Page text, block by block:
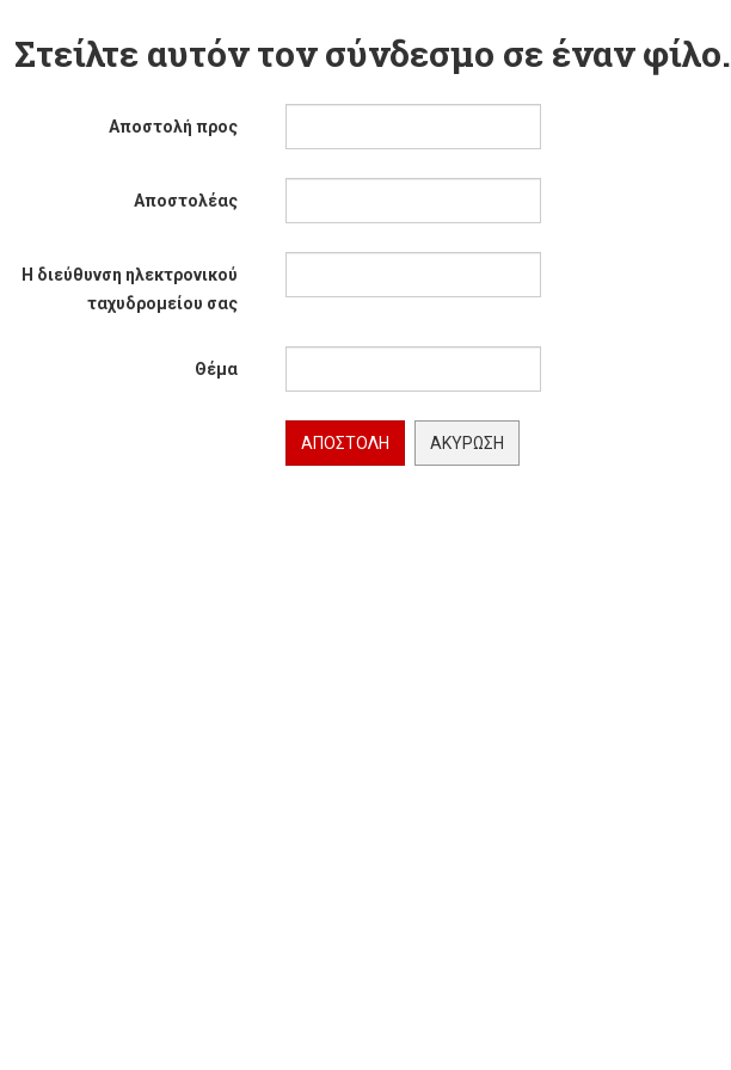
Στείλτε αυτόν τον σύνδεσμο σε έναν φίλο.
Αποστολή προς
Αποστολέας
Η διεύθυνση ηλεκτρονικού
ταχυδρομείου σας
Θέμα
ΑΠΟΣΤΟΛΉ ΑΚΎΡΩΣΗ